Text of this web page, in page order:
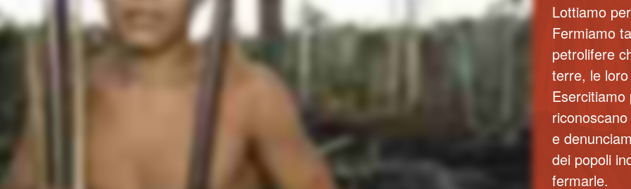
Lottiamo
Fermiamo
petrolifere
terre, le
e
dei popoli
fermarle.